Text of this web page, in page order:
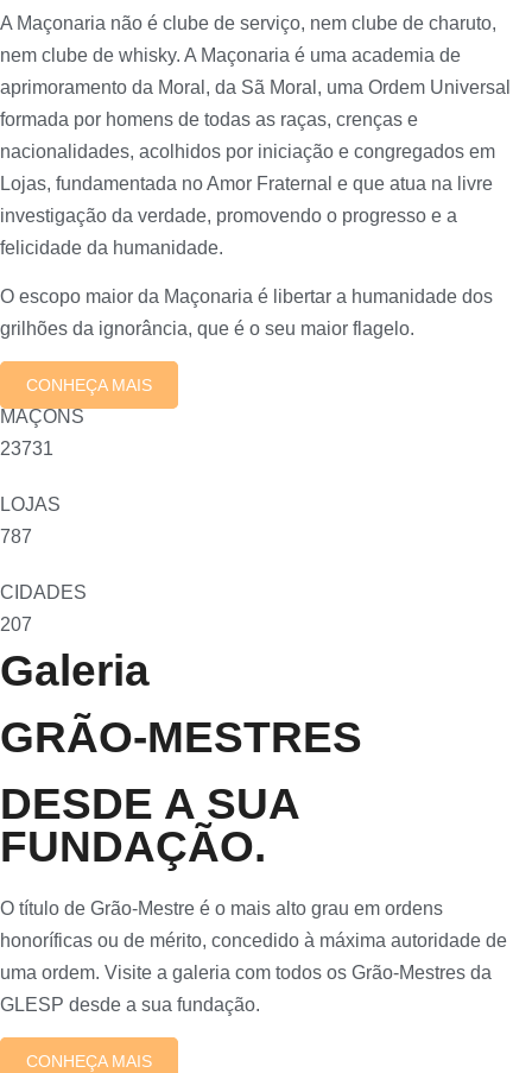
A Maçonaria não é clube de serviço, nem clube de charuto,
nem clube de whisky. A Maçonaria é uma academia de
aprimoramento da Moral, da Sã Moral, uma Ordem Universal
formada por homens de todas as raças, crenças e
nacionalidades, acolhidos por iniciação e congregados em
Lojas, fundamentada no Amor Fraternal e que atua na livre
investigação da verdade, promovendo o progresso e a
felicidade da humanidade.
O escopo maior da Maçonaria é libertar a humanidade dos
grilhões da ignorância, que é o seu maior flagelo.
CONHEÇA MAIS
MAÇONS
23731
LOJAS
787
CIDADES
207
Galeria
GRÃO-MESTRES
DESDE A SUA
FUNDAÇÃO.
O título de Grão-Mestre é o mais alto grau em ordens
honoríficas ou de mérito, concedido à máxima autoridade de
uma ordem. Visite a galeria com todos os Grão-Mestres da
GLESP desde a sua fundação.
CONHEÇA MAIS